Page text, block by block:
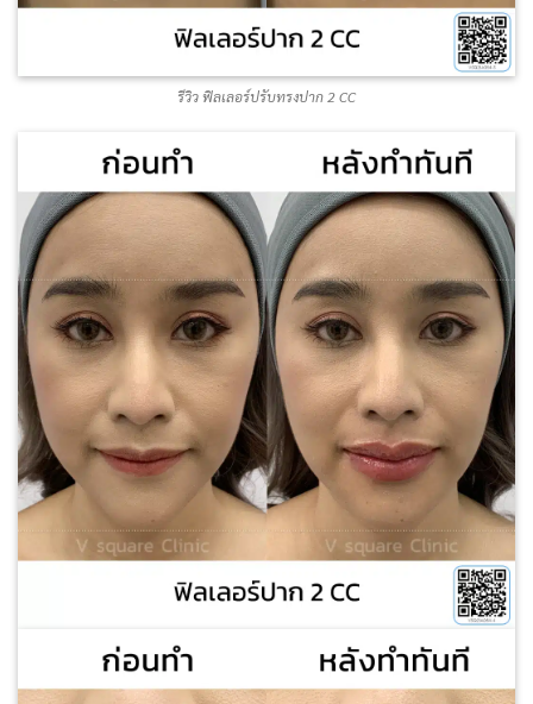
รีวิว ฟิลเลอร์ปรับทรงปาก 2 CC